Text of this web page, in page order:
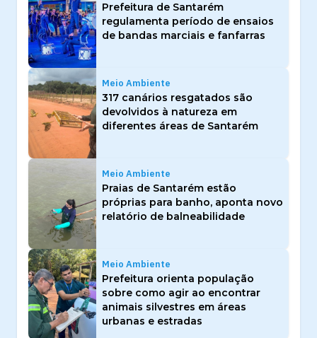
Prefeitura de Santarém
regulamenta período de ensaios
de bandas marciais e fanfarras
Meio Ambiente
317 canários resgatados são
devolvidos à natureza em
diferentes áreas de Santarém
Meio Ambiente
Praias de Santarém estão
próprias para banho, aponta novo
relatório de balneabilidade
Meio Ambiente
Prefeitura orienta população
sobre como agir ao encontrar
animais silvestres em áreas
urbanas e estradas